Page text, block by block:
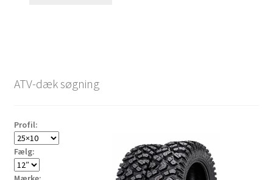
ATV-dæk søgning
Profil:
Fælg: